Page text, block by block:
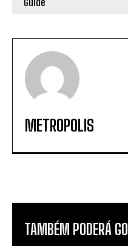
METROPOLIS
TAMBÉM PODERÁ